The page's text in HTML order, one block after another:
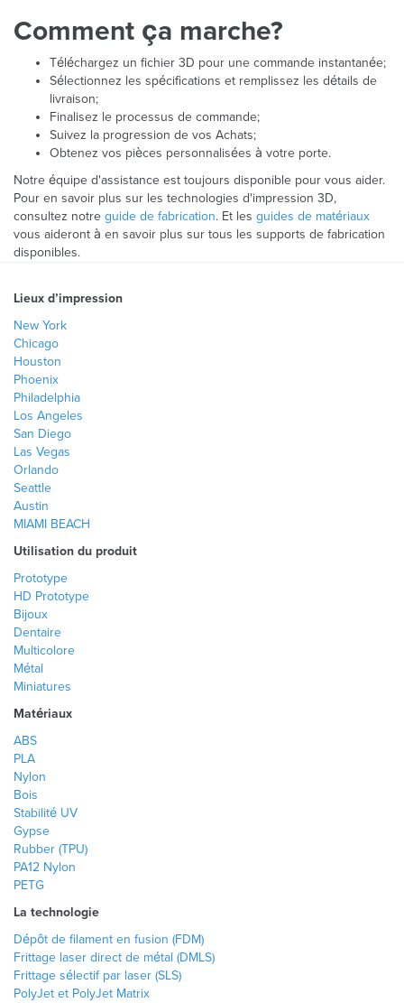
Comment ça marche?
Téléchargez un fichier 3D pour une commande instantanée;
Sélectionnez les spécifications et remplissez les détails de
livraison;
Finalisez le processus de commande;
Suivez la progression de vos Achats;
Obtenez vos pièces personnalisées à votre porte.
Notre équipe d'assistance est toujours disponible pour vous aider.
Pour en savoir plus sur les technologies d'impression 3D,
consultez notre guide de fabrication. Et les guides de matériaux
vous aideront à en savoir plus sur tous les supports de fabrication
disponibles.
Lieux d’impression
New York
Chicago
Houston
Phoenix
Philadelphia
Los Angeles
San Diego
Las Vegas
Orlando
Seattle
Austin
MIAMI BEACH
Utilisation du produit
Prototype
HD Prototype
Bijoux
Dentaire
Multicolore
Métal
Miniatures
Matériaux
ABS
PLA
Nylon
Bois
Stabilité UV
Gypse
Rubber (TPU)
PA12 Nylon
PETG
La technologie
Dépôt de filament en fusion (FDM)
Frittage laser direct de métal (DMLS)
Frittage sélectif par laser (SLS)
PolyJet et PolyJet Matrix